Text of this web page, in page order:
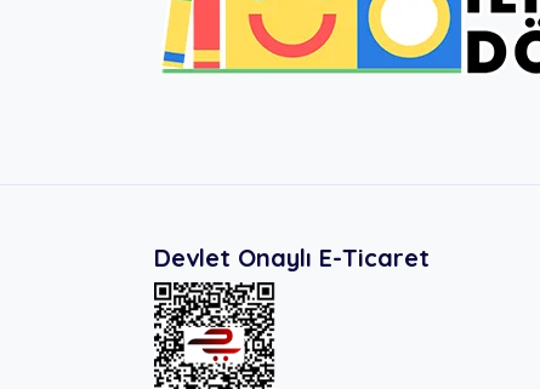
Devlet Onaylı E-Ticaret